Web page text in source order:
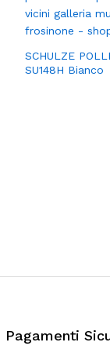
SCHULZE
SU148H Bianco
Pagamenti